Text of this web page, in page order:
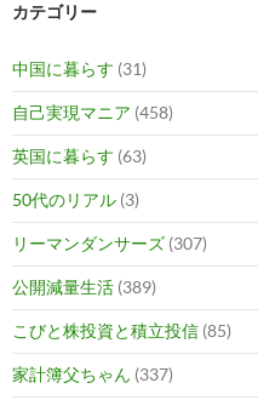
カテゴリー
中国に暮らす (31)
自己実現マニア (458)
英国に暮らす (63)
50代のリアル (3)
リーマンダンサーズ (307)
公開減量生活 (389)
こびと株投資と積立投信 (85)
家計簿父ちゃん (337)